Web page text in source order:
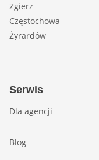
Zgierz
Częstochowa
Żyrardów
Serwis
Dla agencji
Blog